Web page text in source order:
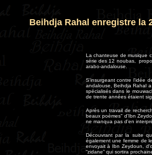
Beihdja Rahal enregistre la
La chanteuse de musique
série des 12 noubas,
arabo-andalouse.
S'insurgeant contre l'idée
andalouse, Beihdja Rahal
spécialisés dans le
de trente années étaient
Après un travail de
beaux poèmes" d'Ibn
ne manqua pas d'en
Découvrant par la suite
également une femme de
envoyait à Ibn Zeydoun,
“zidane” qui sortira